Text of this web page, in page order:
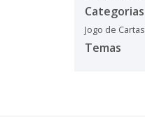
Categorias
Jogo de Cartas
Temas